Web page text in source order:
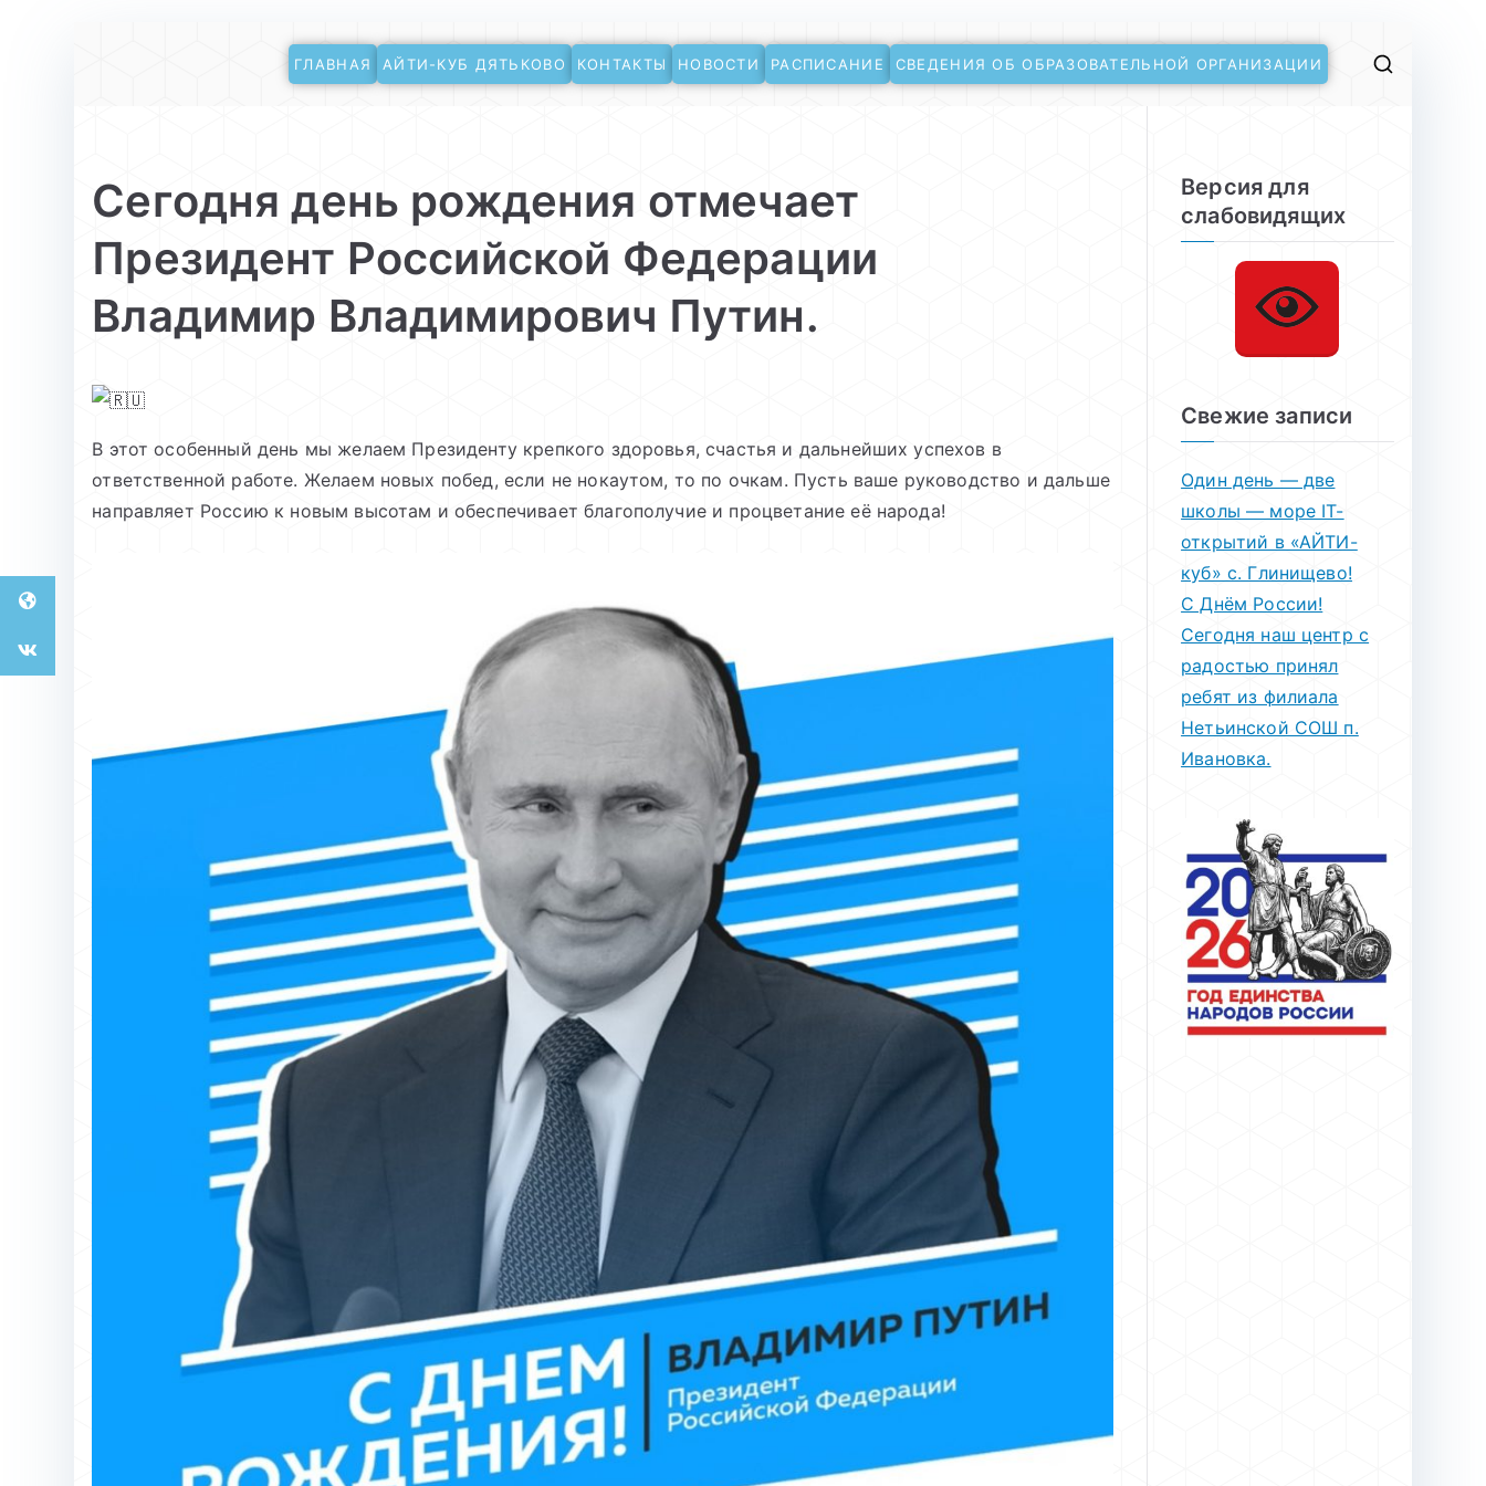
АйТи-куб Глинищево
Центр цифрового образования
ГЛАВНАЯ АЙТИ-КУБ ДЯТЬКОВО КОНТАКТЫ НОВОСТИ РАСПИСАНИЕ СВЕДЕНИЯ ОБ ОБРАЗОВАТЕЛЬНОЙ ОРГАНИЗАЦИИ
Сегодня день рождения отмечает
Президент Российской Федерации
Владимир Владимирович Путин.
В этот особенный день мы желаем Президенту крепкого здоровья, счастья и дальнейших успехов в
ответственной работе. Желаем новых побед, если не нокаутом, то по очкам. Пусть ваше руководство и дальше
направляет Россию к новым высотам и обеспечивает благополучие и процветание её народа!
Версия для
слабовидящих
Свежие записи
Один день — две
школы — море IT-
открытий в «АЙТИ-
куб» с. Глинищево!
С Днём России!
Сегодня наш центр с
радостью принял
ребят из филиала
Нетьинской СОШ п.
Ивановка.